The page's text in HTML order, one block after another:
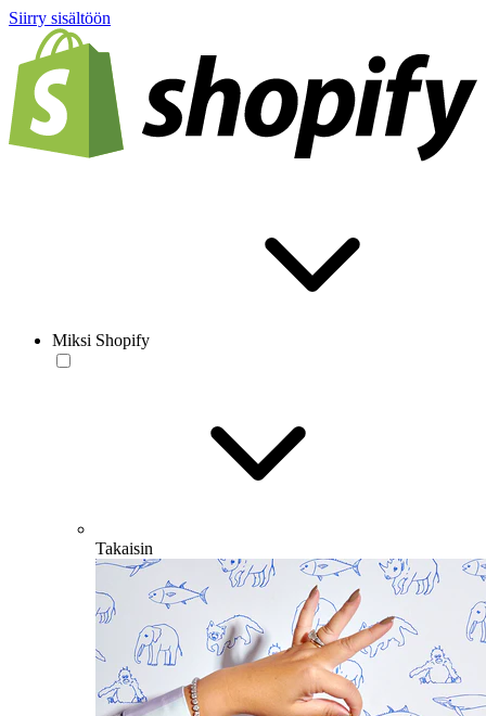
Siirry sisältöön
Miksi Shopify
Takaisin